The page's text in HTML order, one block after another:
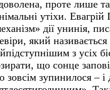
проте лише
утіхи.
дії унинія,
який
з усіх
що сонце
зовсім зупинилося – і